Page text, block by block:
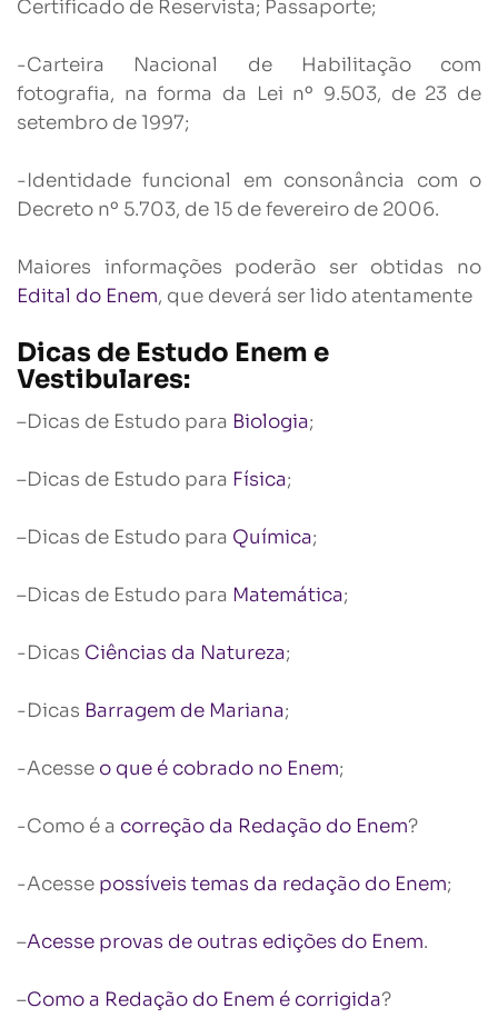
Certificado de Reservista; Passaporte;
-Carteira Nacional de Habilitação com
fotografia, na forma da Lei nº 9.503, de 23 de
setembro de 1997;
-Identidade funcional em consonância com o
Decreto nº 5.703, de 15 de fevereiro de 2006.
Maiores informações poderão ser obtidas no
Edital do Enem, que deverá ser lido atentamente
Dicas de Estudo Enem e
Vestibulares:
–Dicas de Estudo para Biologia;
–Dicas de Estudo para Física;
–Dicas de Estudo para Química;
–Dicas de Estudo para Matemática;
-Dicas Ciências da Natureza;
-Dicas Barragem de Mariana;
-Acesse o que é cobrado no Enem;
-Como é a correção da Redação do Enem?
-Acesse possíveis temas da redação do Enem;
–Acesse provas de outras edições do Enem.
–Como a Redação do Enem é corrigida?